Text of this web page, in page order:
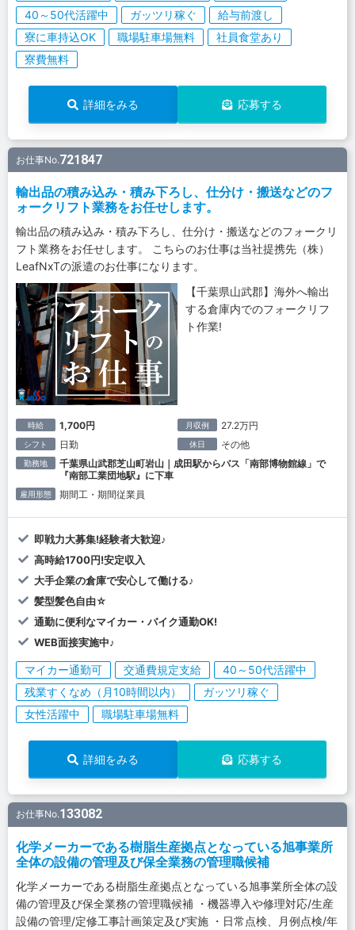
40～50代活躍中 ガッツリ稼ぐ
給与前渡し
寮に車持込OK
職場駐車場無料
社員食堂あり
寮費無料
詳細をみる 応募する
お仕事No.721847
輸出品の積み込み・積み下ろし、仕分け・搬送などのフ
ォークリフト業務をお任せします。
輸出品の積み込み・積み下ろし、仕分け・搬送などのフォークリ
フト業務をお任せします。 こちらのお仕事は当社提携先（株）
LeafNxTの派遣のお仕事になります。
【千葉県山武郡】海外へ輸出
する倉庫内でのフォークリフ
ト作業!
時給 1,700円 月収例 27.2万円
シフト 日勤 休日 その他
勤務地
千葉県山武郡芝山町岩山｜成田駅からバス「南部博物館線」で
『南部工業団地駅』に下車
雇用形態 期間工・期間従業員
即戦力大募集!経験者大歓迎♪
高時給1700円!安定収入
大手企業の倉庫で安心して働ける♪
髪型髪色自由☆
通勤に便利なマイカー・バイク通勤OK!
WEB面接実施中♪
マイカー通勤可 交通費規定支給
40～50代活躍中
残業すくなめ（月10時間以内）
ガッツリ稼ぐ
女性活躍中
職場駐車場無料
詳細をみる 応募する
お仕事No.133082
化学メーカーである樹脂生産拠点となっている旭事業所
全体の設備の管理及び保全業務の管理職候補
化学メーカーである樹脂生産拠点となっている旭事業所全体の設
備の管理及び保全業務の管理職候補 ・機器導入や修理対応/生産
設備の管理/定修工事計画策定及び実施 ・日常点検、月例点検/年